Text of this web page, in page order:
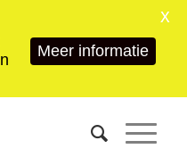
Meer informatie
X